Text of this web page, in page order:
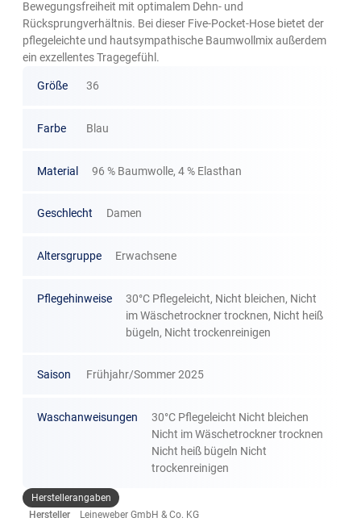
Bewegungsfreiheit mit optimalem Dehn- und
Rücksprungverhältnis. Bei dieser Five-Pocket-Hose bietet der
pflegeleichte und hautsympathische Baumwollmix außerdem
ein exzellentes Tragegefühl.
Größe 36
Farbe Blau
Material 96 % Baumwolle, 4 % Elasthan
Geschlecht Damen
Altersgruppe Erwachsene
Pflegehinweise
30°C Pflegeleicht, Nicht bleichen, Nicht
im Wäschetrockner trocknen, Nicht heiß
bügeln, Nicht trockenreinigen
Saison Frühjahr/Sommer 2025
Waschanweisungen
30°C Pflegeleicht Nicht bleichen
Nicht im Wäschetrockner trocknen
Nicht heiß bügeln Nicht
trockenreinigen
Herstellerangaben
Hersteller
Leineweber GmbH & Co. KG